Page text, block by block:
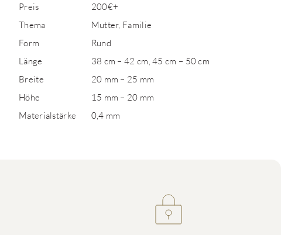
Preis
200€+
Thema
Mutter, Familie
Form
Rund
Länge
38 cm – 42 cm, 45 cm – 50 cm
Breite
20 mm – 25 mm
Höhe
15 mm – 20 mm
Materialstärke
0,4 mm